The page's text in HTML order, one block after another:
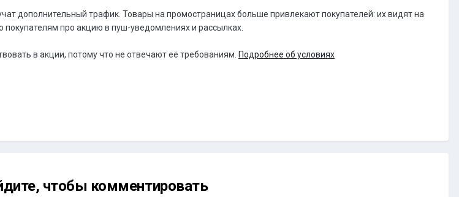
дополнительный трафик. Товары на промостраницах больше привлекают покупателей: их видят на
покупателям про акцию в пуш-уведомлениях и рассылках.
в акции, потому что не отвечают её требованиям. Подробнее об условиях
чтобы комментировать